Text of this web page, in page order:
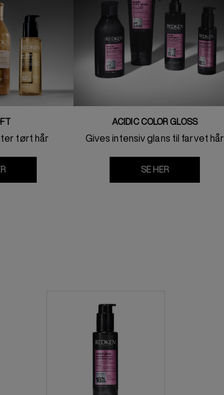
tørt hår
ACIDIC COLOR GLOSS
Gives intensiv glans til farvet hår
SE HER